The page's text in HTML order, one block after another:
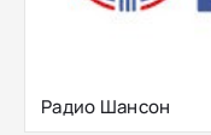
Радио Шансон